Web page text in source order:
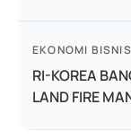
EKONOMI BISNIS
RI-KOREA
LAND FIRE